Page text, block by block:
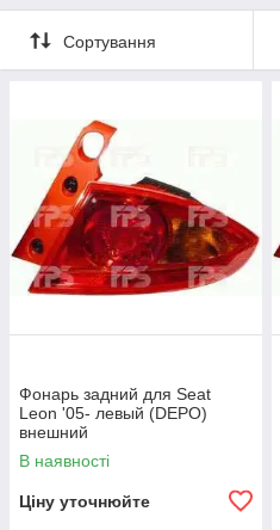
Сортування
Фонарь задний для Seat
Leon '05- левый (DEPO)
внешний
В наявності
Ціну уточнюйте